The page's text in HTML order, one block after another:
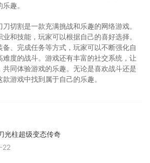
趣。
切割是一款充满挑战和乐趣的网络游戏。
和技能，玩家可以根据自己的喜好选择。
、完成任务等方式，玩家可以不断强化自
度的战斗。游戏还有丰富的社交系统，让
同体验游戏的乐趣。无论是喜欢战斗还是
游戏中找到属于自己的乐趣。
光柱超级变态传奇
22